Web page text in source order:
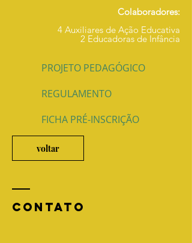
Colaboradores:
4 Auxiliares de Ação Educativa
2 Educadoras de Infância
PROJETO PEDAGÓGICO
REGULAMENTO
FICHA PRÉ-INSCRIÇÃO
voltar
CONTATO